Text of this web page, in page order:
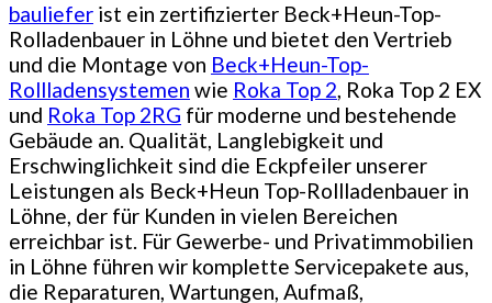
bauliefer ist ein zertifizierter Beck+Heun-Top-
Rolladenbauer in Löhne und bietet den Vertrieb
und die Montage von Beck+Heun-Top-
Rollladensystemen wie Roka Top 2, Roka Top 2 EX
und Roka Top 2RG für moderne und bestehende
Gebäude an. Qualität, Langlebigkeit und
Erschwinglichkeit sind die Eckpfeiler unserer
Leistungen als Beck+Heun Top-Rollladenbauer in
Löhne, der für Kunden in vielen Bereichen
erreichbar ist. Für Gewerbe- und Privatimmobilien
in Löhne führen wir komplette Servicepakete aus,
die Reparaturen, Wartungen, Aufmaß,